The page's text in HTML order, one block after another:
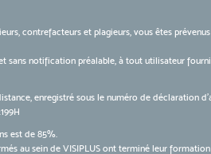
contrefacteurs et plagieurs, vous êtes
sans notification préalable, à tout utilisateur
enregistré sous le numéro de déclaration
est de 85%.
au sein de VISIPLUS ont terminé leur